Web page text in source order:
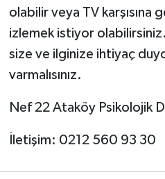
olabilir veya TV karşısına
izlemek istiyor
size ve ilginize ihtiyaç
varmalısınız.
Nef 22 Ataköy Psikolojik
İletişim: 0212 560 93 30